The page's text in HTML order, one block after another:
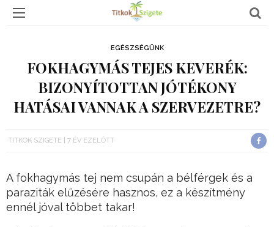
EGÉSZSÉGÜNK
FOKHAGYMÁS TEJES KEVERÉK:
BIZONYÍTOTTAN JÓTÉKONY
HATÁSAI VANNAK A SZERVEZETRE?
TITKOK SZIGETE 7 ÉV EZELŐTT
A fokhagymás tej nem csupán a bélférgek és a
paraziták elűzésére hasznos, ez a készítmény
ennél jóval többet takar!